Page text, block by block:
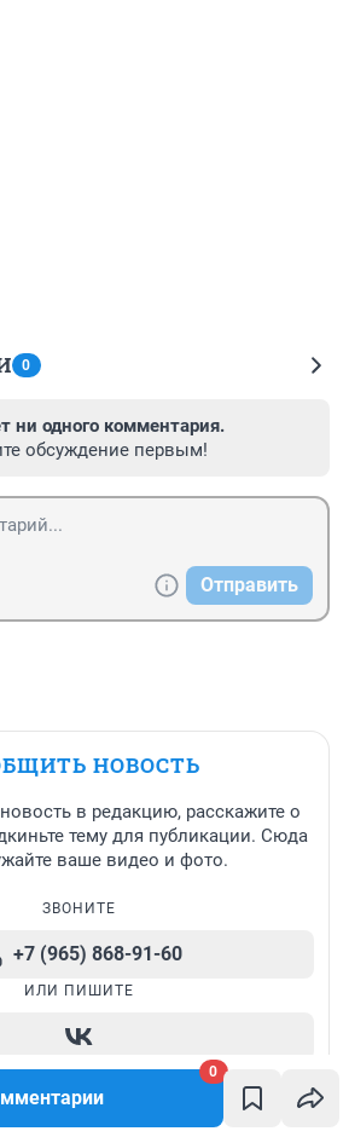
0
0
ни одного комментария.
обсуждение первым!
Отправить
НОВОСТЬ
в редакцию, расскажите о
тему для публикации. Сюда
ваше видео и фото.
ЗВОНИТЕ
+7 (965) 868-91-60
ИЛИ ПИШИТЕ
в редакцию